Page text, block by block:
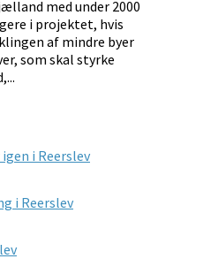
med under 2000
i projektet, hvis
af mindre byer
som skal styrke
igen i Reerslev
i Reerslev